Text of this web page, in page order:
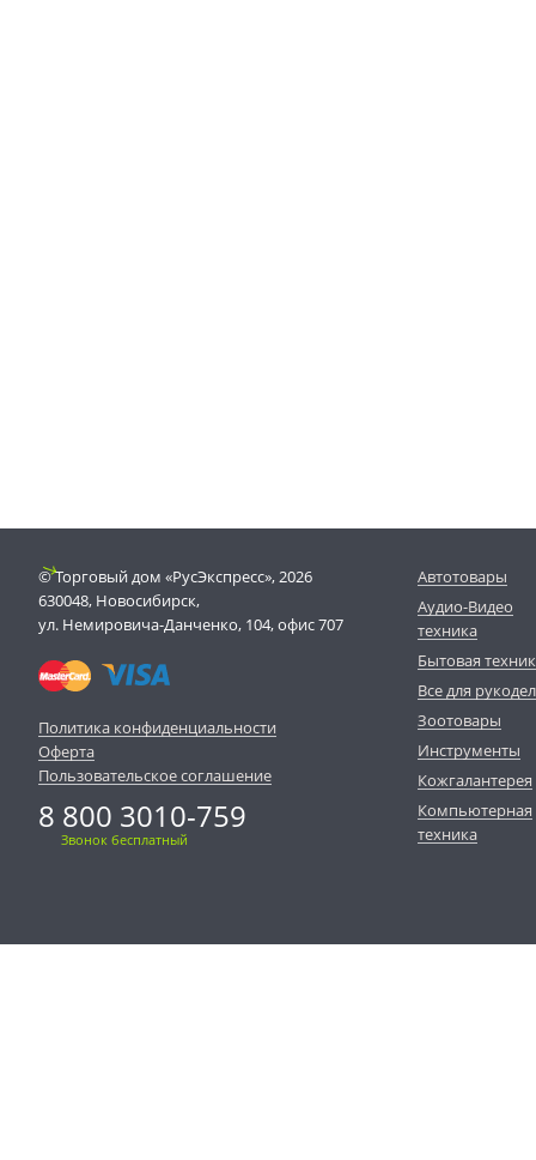
© Торговый дом «РусЭкспресс», 2026
630048, Новосибирск,
ул. Немировича-Данченко, 104, офис 707
Политика конфиденциальности
Оферта
Пользовательское соглашение
8 800 3010-759
Звонок бесплатный
Автотовары
Аудио-Видео
техника
Бытовая
Все для
Зоотовары
Инструменты
Кожгалантерея
Компьютерная
техника